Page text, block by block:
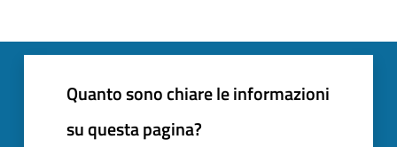
Quanto sono chiare le informazioni
su questa pagina?